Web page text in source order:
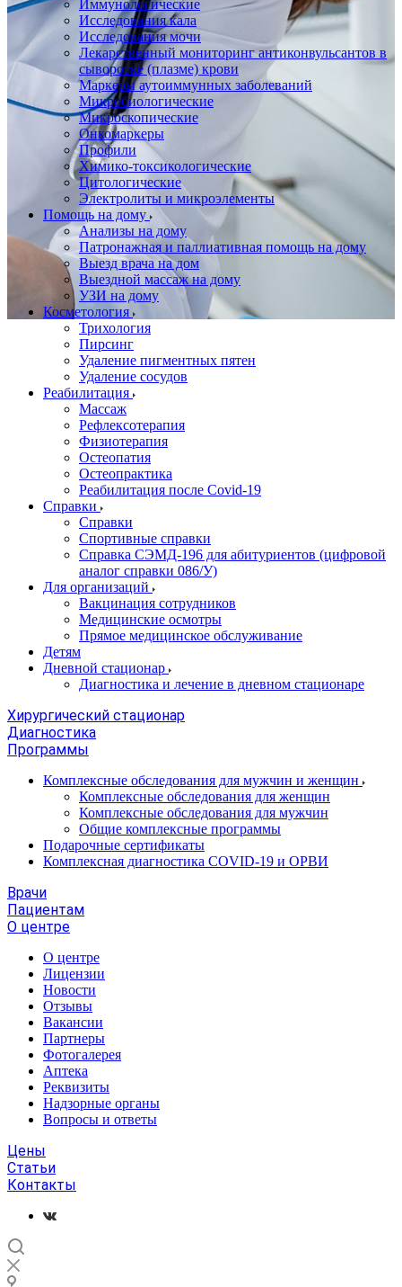
Иммунологические
Исследования кала
Исследования мочи
Лекарственный мониторинг антиконвульсантов в
сыворотке (плазме) крови
Маркеры аутоиммунных заболеваний
Микробиологические
Микроскопические
Онкомаркеры
Профили
Химико-токсикологические
Цитологические
Электролиты и микроэлементы
Помощь на дому
Анализы на дому
Патронажная и паллиативная помощь на дому
Выезд врача на дом
Выездной массаж на дому
УЗИ на дому
Косметология
Трихология
Пирсинг
Удаление пигментных пятен
Удаление сосудов
Реабилитация
Массаж
Рефлексотерапия
Физиотерапия
Остеопатия
Остеопрактика
Реабилитация после Covid-19
Справки
Справки
Спортивные справки
Справка СЭМД‑196 для абитуриентов (цифровой
аналог справки 086/У)
Для организаций
Вакцинация сотрудников
Медицинские осмотры
Прямое медицинское обслуживание
Детям
Дневной стационар
Диагностика и лечение в дневном стационаре
Хирургический стационар
Диагностика
Программы
Комплексные обследования для мужчин и женщин
Комплексные обследования для женщин
Комплексные обследования для мужчин
Общие комплексные программы
Подарочные сертификаты
Комплексная диагностика COVID-19 и ОРВИ
Врачи
Пациентам
О центре
О центре
Лицензии
Новости
Отзывы
Вакансии
Партнеры
Фотогалерея
Аптека
Реквизиты
Надзорные органы
Вопросы и ответы
Цены
Статьи
Контакты